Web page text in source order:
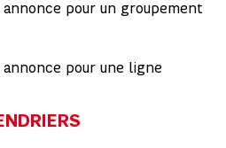
annonce pour un groupement
annonce pour une ligne